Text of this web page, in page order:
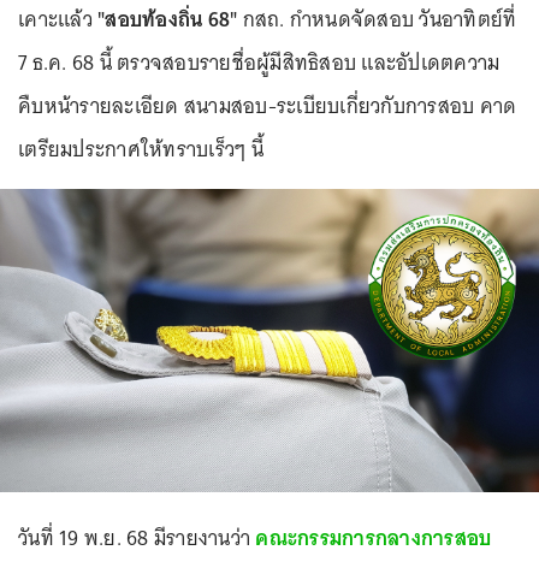
เคาะแล้ว "สอบท้องถิ่น 68"กสถ. กำหนดจัดสอบ วันอาทิตย์ที่
7 ธ.ค. 68 นี้ ตรวจสอบรายชื่อผู้มีสิทธิสอบ และอัปเดตความ
คืบหน้ารายละเอียด สนามสอบ-ระเบียบเกี่ยวกับการสอบ คาด
เตรียมประกาศให้ทราบเร็วๆ นี้
วันที่ 19 พ.ย. 68 มีรายงานว่า คณะกรรมการกลางการสอบ